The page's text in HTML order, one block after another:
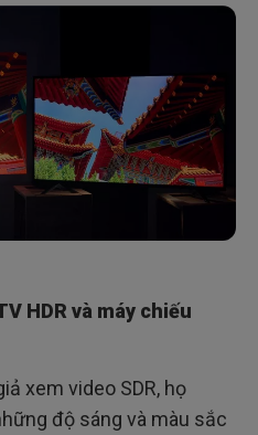
HDR và máy chiếu
xem video SDR, họ
độ sáng và màu sắc